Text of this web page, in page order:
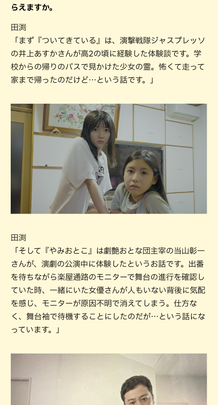
らえますか。
田渕
「まず『ついてきている』は、演撃戦隊ジャスプレッソ
の井上あすかさんが高2の頃に経験した体験談です。学
校からの帰りのバスで見かけた少女の霊。怖くて走って
家まで帰ったのだけど…という話です。」
田渕
「そして『やみおとこ』は劇艶おとな団主宰の当山彰一
さんが、演劇の公演中に体験したというお話です。出番
を待ちながら楽屋通路のモニターで舞台の進行を確認し
ていた時、一緒にいた女優さんが人もいない背後に気配
を感じ、モニターが原因不明で消えてしまう。仕方な
く、舞台袖で待機することにしたのだが…という話にな
っています。」